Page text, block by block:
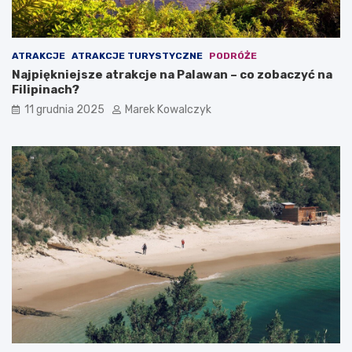
z
y
ć
?
ATRAKCJE ATRAKCJE TURYSTYCZNE PODRÓŻE
Najpiękniejsze atrakcje na Palawan – co zobaczyć na
Filipinach?
11 grudnia 2025 Marek Kowalczyk